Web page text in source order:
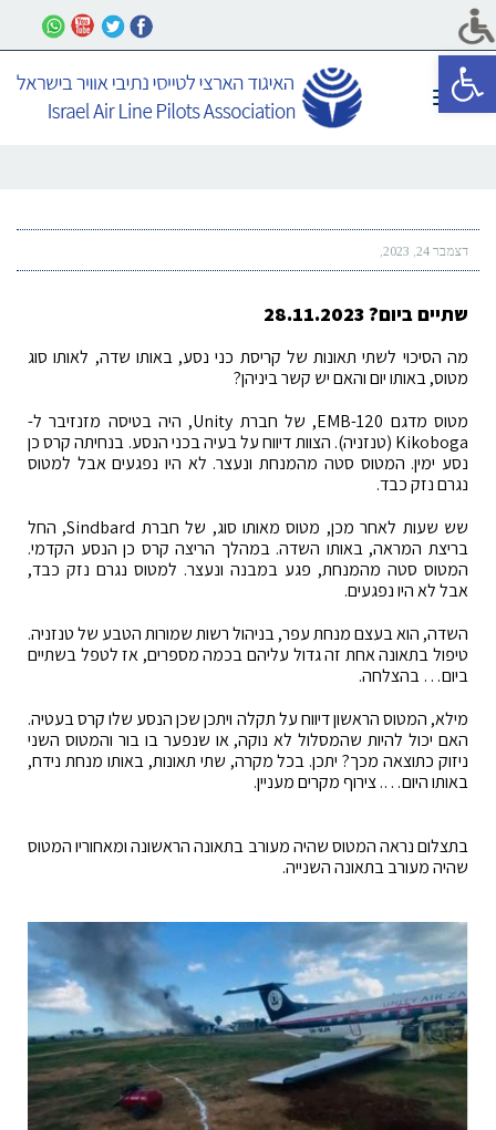
פתח סרגל נגישות
תפריט
דצמבר 24, 2023
שתיים ביום? 28.11.2023
מה הסיכוי לשתי תאונות של קריסת כני נסע, באותו שדה, לאותו סוג
מטוס, באותו יום והאם יש קשר ביניהן?
מטוס מדגם EMB-120, של חברת Unity, היה בטיסה מזנזיבר ל-
Kikoboga (טנזניה). הצוות דיווח על בעיה בכני הנסע. בנחיתה קרס כן
נסע ימין. המטוס סטה מהמנחת ונעצר. לא היו נפגעים אבל למטוס
נגרם נזק כבד.
שש שעות לאחר מכן, מטוס מאותו סוג, של חברת Sindbard, החל
בריצת המראה, באותו השדה. במהלך הריצה קרס כן הנסע הקדמי.
המטוס סטה מהמנחת, פגע במבנה ונעצר. למטוס נגרם נזק כבד,
אבל לא היו נפגעים.
השדה, הוא בעצם מנחת עפר, בניהול רשות שמורות הטבע של טנזניה.
טיפול בתאונה אחת זה גדול עליהם בכמה מספרים, אז לטפל בשתיים
ביום… בהצלחה.
מילא, המטוס הראשון דיווח על תקלה ויתכן שכן הנסע שלו קרס בעטיה.
האם יכול להיות שהמסלול לא נוקה, או שנפער בו בור והמטוס השני
ניזוק כתוצאה מכך? יתכן. בכל מקרה, שתי תאונות, באותו מנחת נידח,
באותו היום…. צירוף מקרים מעניין.
בתצלום נראה המטוס שהיה מעורב בתאונה הראשונה ומאחוריו המטוס
שהיה מעורב בתאונה השנייה.